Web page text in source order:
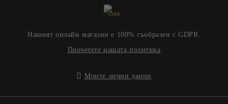
GDPR
Нашият онлайн магазин е 100% съобразен с GDPR.
Прочетете нашата политика
Моите лични данни